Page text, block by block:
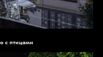
с птицами